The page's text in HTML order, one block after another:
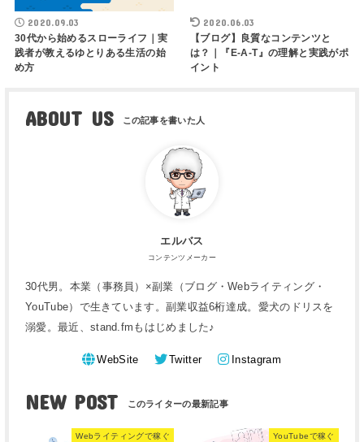
2020.09.03
30代から始めるスローライフ｜実
践者が教えるゆとりある生活の始
め方
2020.06.03
【ブログ】良質なコンテンツと
は？｜『E-A-T』の理解と実践がポ
イント
ABOUT US
エルバス
コンテンツメーカー
30代男。本業（事務員）×副業（ブログ・Webライティング・
YouTube）で生きています。副業収益6桁達成。愛犬のドリスを
溺愛。最近、stand.fmもはじめました♪
WebSite Twitter Instagram
NEW POST
Webライティングで稼ぐ YouTubeで稼ぐ